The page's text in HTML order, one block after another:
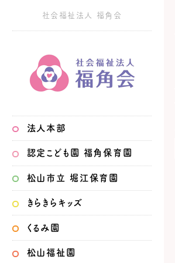
社会福祉法人 福角会
法人本部
認定こども園 福角保育園
松山市立 堀江保育園
きらきらキッズ
くるみ園
松山福祉園